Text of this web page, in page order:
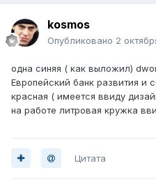
kosmos
Опубликовано 2
одна синяя ( как выложил)
Европейский банк развития и
красная ( имеется ввиду
на работе литровая кружка
Цитата